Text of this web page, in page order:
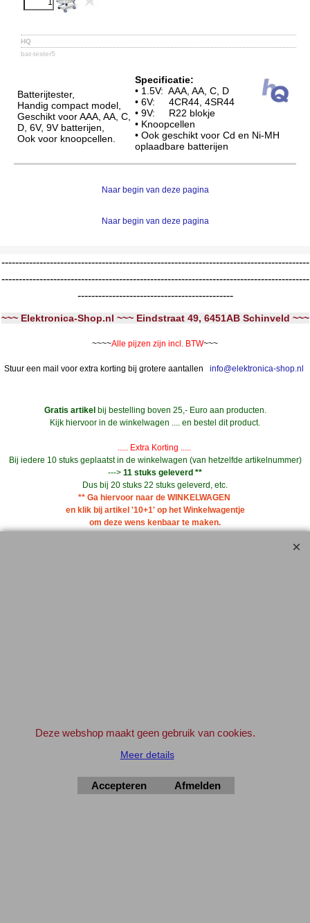
HQ
bat-tester5
Batterijtester,
Handig compact model,
Geschikt voor AAA, AA, C,
D, 6V, 9V batterijen,
Ook voor knoopcellen.
Specificatie:
• 1.5V: AAA, AA, C, D
• 6V: 4CR44, 4SR44
• 9V: R22 blokje
• Knoopcellen
• Ook geschikt voor Cd en Ni-MH
oplaadbare batterijen
Naar begin van deze pagina
Naar begin van deze pagina
-----------------------------------------------------------------------------------------
-----------------------------------------------------------------------------------------
---------------------------------------------
~~~ Elektronica-Shop.nl ~~~ Eindstraat 49, 6451AB Schinveld ~~~
~~~~Alle pijzen zijn incl. BTW~~~
Stuur een mail voor extra korting bij grotere aantallen info@elektronica-shop.nl
Gratis artikel bij bestelling boven 25,- Euro aan producten.
Kijk hiervoor in de winkelwagen .... en bestel dit product.
..... Extra Korting .....
Bij iedere 10 stuks geplaatst in de winkelwagen (van hetzelfde artikelnummer)
---> 11 stuks geleverd **
Dus bij 20 stuks 22 stuks geleverd, etc.
** Ga hiervoor naar de WINKELWAGEN
en klik bij artikel '10+1' op het Winkelwagentje
om deze wens kenbaar te maken.
Elektronica-Shop.nl
iban NL90 INGB 0004 7390 81
KvK 14126336
Deze webshop maakt geen gebruik van cookies.
Meer details
Accepteren Afmelden